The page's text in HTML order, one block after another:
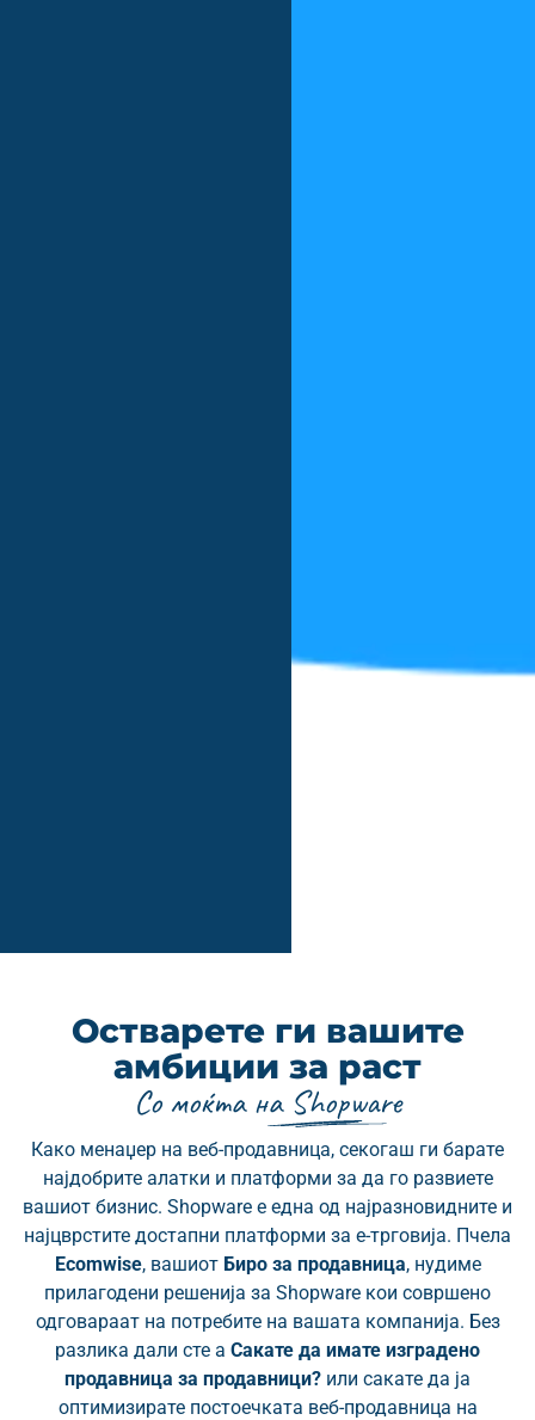
Остварете ги вашите
амбиции за раст
Со моќта на Shopware
Како менаџер на веб-продавница, секогаш ги барате
најдобрите алатки и платформи за да го развиете
вашиот бизнис. Shopware е една од најразновидните и
најцврстите достапни платформи за е-трговија. Пчела
Ecomwise, вашиот Биро за продавница, нудиме
прилагодени решенија за Shopware кои совршено
одговараат на потребите на вашата компанија. Без
разлика дали сте а Сакате да имате изградено
продавница за продавници? или сакате да ја
оптимизирате постоечката веб-продавница на